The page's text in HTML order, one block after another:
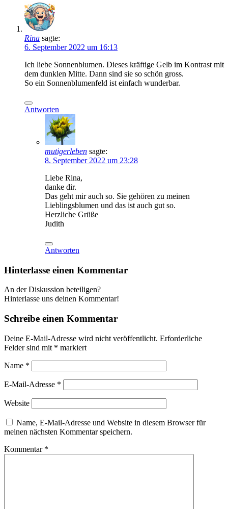
Rina sagte:
6. September 2022 um 16:13
Ich liebe Sonnenblumen. Dieses kräftige Gelb im Kontrast mit
dem dunklen Mitte. Dann sind sie so schön gross.
So ein Sonnenblumenfeld ist einfach wunderbar.
Antworten
mutigerleben sagte:
8. September 2022 um 23:28
Liebe Rina,
danke dir.
Das geht mir auch so. Sie gehören zu meinen
Lieblingsblumen und das ist auch gut so.
Herzliche Grüße
Judith
Antworten
Hinterlasse einen Kommentar
An der Diskussion beteiligen?
Hinterlasse uns deinen Kommentar!
Schreibe einen Kommentar
Deine E-Mail-Adresse wird nicht veröffentlicht. Erforderliche
Felder sind mit * markiert
Name *
E-Mail-Adresse *
Website
Name, E-Mail-Adresse und Website in diesem Browser für
meinen nächsten Kommentar speichern.
Kommentar *